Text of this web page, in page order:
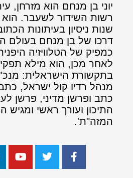
יוני בן מנחם הוא מזרחן,
רשות השידור לשעבר.
שנות ניסיון בעיתונות
דרכו של בן מנחם בעולם
כמפיק של הטלוויזיה
לאחר מכן, הוא מילא
בתקשורת הישראלית:
מנהל רדיו קול ישראל, כתב
כתב ופרשן מדיני, פרשן
התיכון ועורך ראשי ומגיש
המזה"ת'.